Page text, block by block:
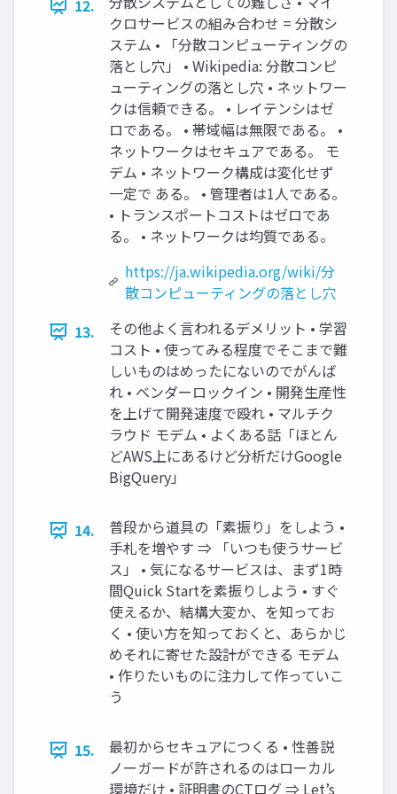
12.
クロサービスの組み合わせ = 分散シ
ステム • 「分散コンピューティングの
落とし穴」 • Wikipedia: 分散コンピ
ューティングの落とし穴 • ネットワー
クは信頼できる。 • レイテンシはゼ
ロである。 • 帯域幅は無限である。 •
ネットワークはセキュアである。 モ
デム • ネットワーク構成は変化せず
一定で ある。 • 管理者は1人である。
• トランスポートコストはゼロであ
る。 • ネットワークは均質である。
https://ja.wikipedia.org/wiki/分
散コンピューティングの落とし穴
13.
その他よく言われるデメリット • 学習
コスト • 使ってみる程度でそこまで難
しいものはめったにないのでがんば
れ • ベンダーロックイン • 開発生産性
を上げて開発速度で殴れ • マルチク
ラウド モデム • よくある話「ほとん
どAWS上にあるけど分析だけGoogle
BigQuery」
14.
普段から道具の「素振り」をしよう •
手札を増やす ⇒ 「いつも使うサービ
ス」 • 気になるサービスは、まず1時
間Quick Startを素振りしよう • すぐ
使えるか、結構大変か、を知ってお
く • 使い方を知っておくと、あらかじ
めそれに寄せた設計ができる モデム
• 作りたいものに注力して作っていこ
う
15.
最初からセキュアにつくる • 性善説
ノーガードが許されるのはローカル
環境だけ • 証明書のCTログ ⇒ Let’s